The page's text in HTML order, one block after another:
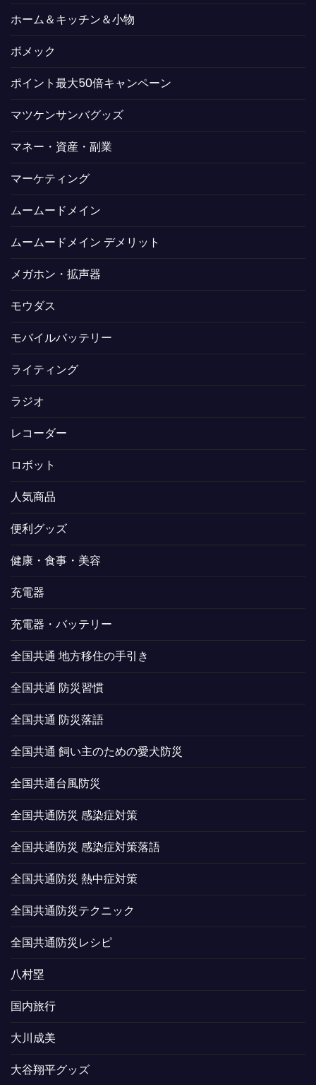
ホーム＆キッチン＆小物
ボメック
ポイント最大50倍キャンペーン
マツケンサンバグッズ
マネー・資産・副業
マーケティング
ムームードメイン
ムームードメイン デメリット
メガホン・拡声器
モウダス
モバイルバッテリー
ライティング
ラジオ
レコーダー
ロボット
人気商品
便利グッズ
健康・食事・美容
充電器
充電器・バッテリー
全国共通 地方移住の手引き
全国共通 防災習慣
全国共通 防災落語
全国共通 飼い主のための愛犬防災
全国共通台風防災
全国共通防災 感染症対策
全国共通防災 感染症対策落語
全国共通防災 熱中症対策
全国共通防災テクニック
全国共通防災レシピ
八村塁
国内旅行
大川成美
大谷翔平グッズ